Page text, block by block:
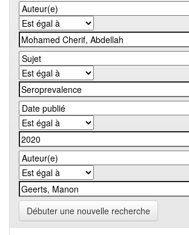
Débuter une nouvelle recherche